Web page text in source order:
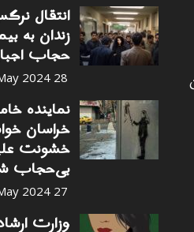
انتقال
زندان به
حجاب
28 May 2024
نماینده
خراسان
خشونت
بی‌حجاب
27 May 2024
وزارت